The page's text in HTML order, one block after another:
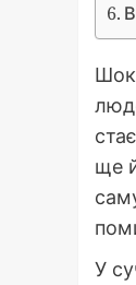
ще
У